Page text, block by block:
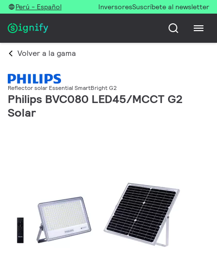
Perú - Español InversoresSuscríbete al newsletter
Volver a la gama
Reflector solar Essential SmartBright G2
Philips BVC080 LED45/MCCT G2
Solar